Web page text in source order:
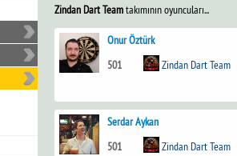
Zindan Dart Teamtakımının oyuncuları...
Onur Öztürk
501
Zindan Dart Team
Serdar Aykan
501
Zindan Dart Team